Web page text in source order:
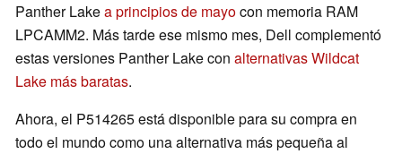
Panther Lakea principios de mayocon memoria RAM
LPCAMM2. Más tarde ese mismo mes, Dell complementó
estas versiones Panther Lake con alternativas Wildcat
Lake más baratas.
Ahora, el P514265 está disponible para su compra en
todo el mundo como una alternativa más pequeña al